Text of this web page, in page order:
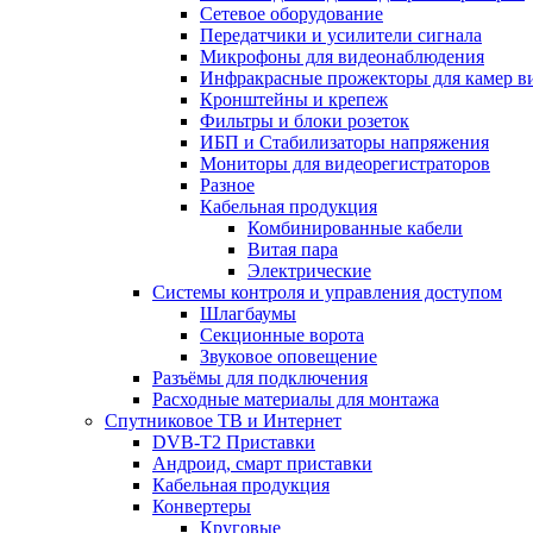
Сетевое оборудование
Передатчики и усилители сигнала
Микрофоны для видеонаблюдения
Инфракрасные прожекторы для камер
Кронштейны и крепеж
Фильтры и блоки розеток
ИБП и Стабилизаторы напряжения
Мониторы для видеорегистраторов
Разное
Кабельная продукция
Комбинированные кабели
Витая пара
Электрические
Системы контроля и управления доступом
Шлагбаумы
Секционные ворота
Звуковое оповещение
Разъёмы для подключения
Расходные материалы для монтажа
Спутниковое ТВ и Интернет
DVB-Т2 Приставки
Андроид, смарт приставки
Кабельная продукция
Конвертеры
Круговые